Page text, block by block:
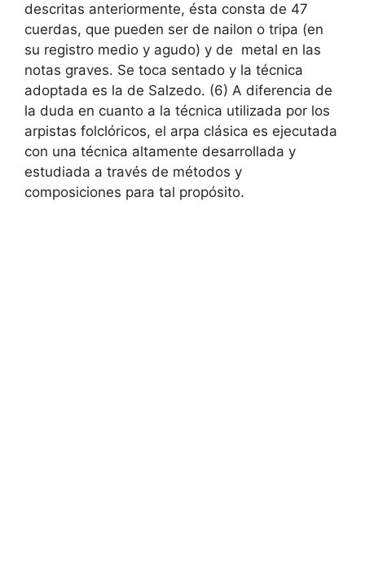
descritas anteriormente, ésta consta de 47
cuerdas, que pueden ser de nailon o tripa (en
su registro medio y agudo) y de metal en las
notas graves. Se toca sentado y la técnica
adoptada es la de Salzedo. (6) A diferencia de
la duda en cuanto a la técnica utilizada por los
arpistas folclóricos, el arpa clásica es ejecutada
con una técnica altamente desarrollada y
estudiada a través de métodos y
composiciones para tal propósito.